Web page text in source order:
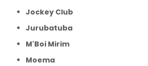
Jockey Club
Jurubatuba
M'Boi Mirim
Moema